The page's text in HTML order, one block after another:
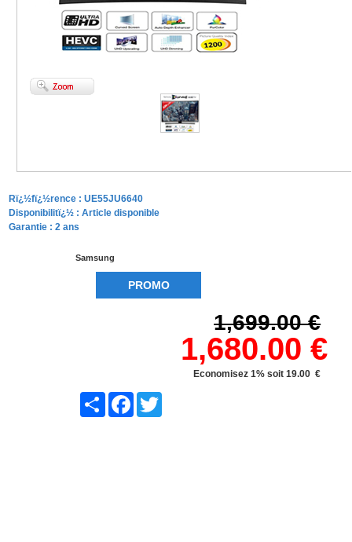
Rï¿½fï¿½rence : UE55JU6640
Disponibilitï¿½ : Article disponible
Garantie : 2 ans
Samsung
PROMO
1,699.00 €
1,680.00 €
Economisez 1% soit 19.00 €
Share Facebook